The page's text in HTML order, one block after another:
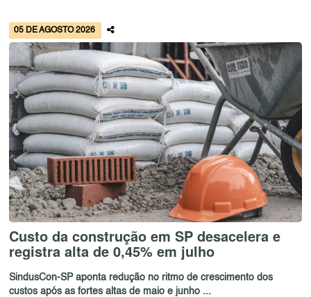
05 DE AGOSTO 2026
Custo da construção em SP desacelera e
registra alta de 0,45% em julho
SindusCon-SP aponta redução no ritmo de crescimento dos
custos após as fortes altas de maio e junho ...